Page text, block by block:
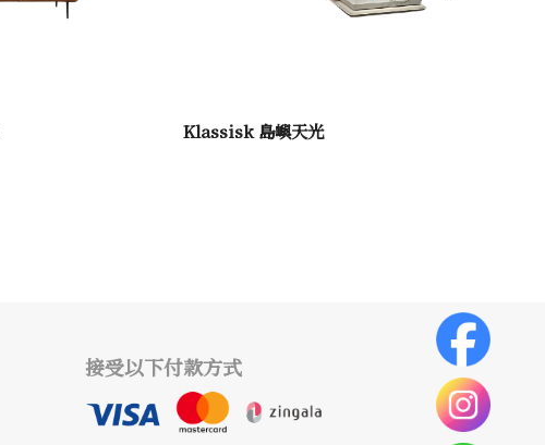
Klassisk 島嶼天光
接受以下付款方式